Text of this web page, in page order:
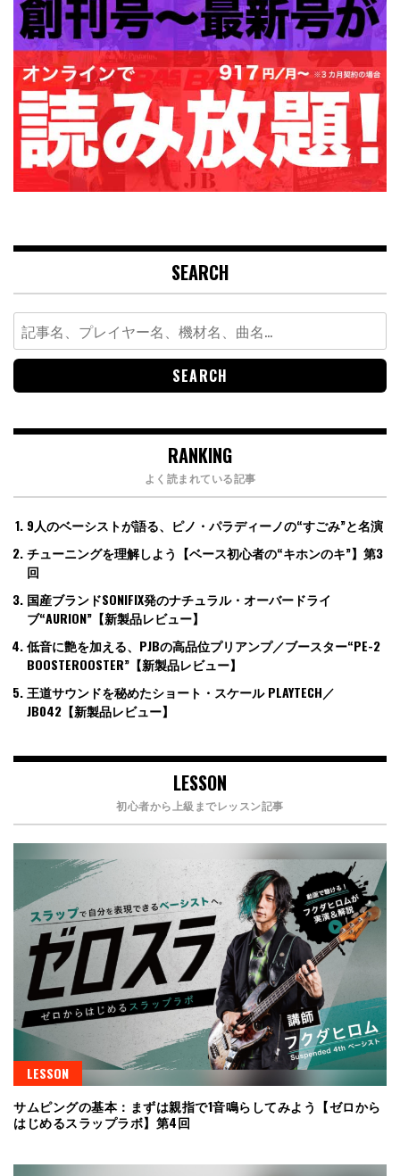
SEARCH
Search
for:
RANKING
よく読まれている記事
9人のベーシストが語る、ピノ・パラディーノの“すごみ”と名演
チューニングを理解しよう【ベース初心者の“キホンのキ”】第3
回
国産ブランドSONIFIX発のナチュラル・オーバードライ
ブ“AURION”【新製品レビュー】
低音に艶を加える、PJBの高品位プリアンプ／ブースター“PE-2
BOOSTEROOSTER”【新製品レビュー】
王道サウンドを秘めたショート・スケール PLAYTECH／
JB042【新製品レビュー】
LESSON
初心者から上級までレッスン記事
LESSON
サムピングの基本：まずは親指で1音鳴らしてみよう【ゼロから
はじめるスラップラボ】第4回